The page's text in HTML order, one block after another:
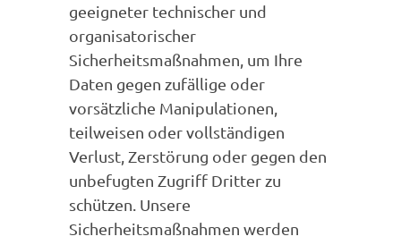
geeigneter technischer und
organisatorischer
Sicherheitsmaßnahmen, um Ihre
Daten gegen zufällige oder
vorsätzliche Manipulationen,
teilweisen oder vollständigen
Verlust, Zerstörung oder gegen den
unbefugten Zugriff Dritter zu
schützen. Unsere
Sicherheitsmaßnahmen werden